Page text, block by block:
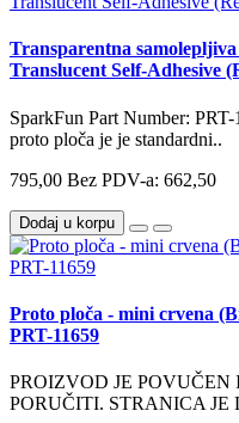
Transparentna
Translucent Self-Adhesive
SparkFun Part Number:
proto ploča je je standardni..
795,00 Bez PDV-a: 662,50
Dodaj u korpu
Proto ploča - mini crvena
PRT-11659
PROIZVOD JE POVUČEN
PORUČITI. STRANICA